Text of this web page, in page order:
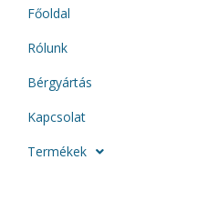
Főoldal
Rólunk
Bérgyártás
Kapcsolat
Termékek